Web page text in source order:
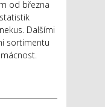
od března
Dalšími
sortimentu